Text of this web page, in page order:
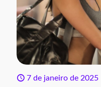
7 de janeiro de 2025